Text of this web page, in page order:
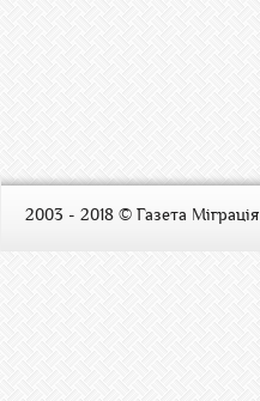
2003 - 2018 © Газета Міграція